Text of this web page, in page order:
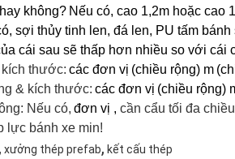
không? Nếu có, cao 1,2m hoặc cao
sợi thủy tinh len, đá len, PU tấm
cái sau sẽ thấp hơn nhiều so với cái
thước: các đơn vị (chiều rộng) m
& kích thước: các đơn vị (chiều rộng)
Nếu có, đơn vị , cần cẩu tối đa
lực bánh xe min!
, xưởng thép prefab, kết cấu thép